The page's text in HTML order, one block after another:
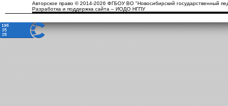
Авторское право © 2014-2026 ФГБОУ ВО "Новосибирский государственный
Разработка и поддержка сайта – ИОДО НГПУ